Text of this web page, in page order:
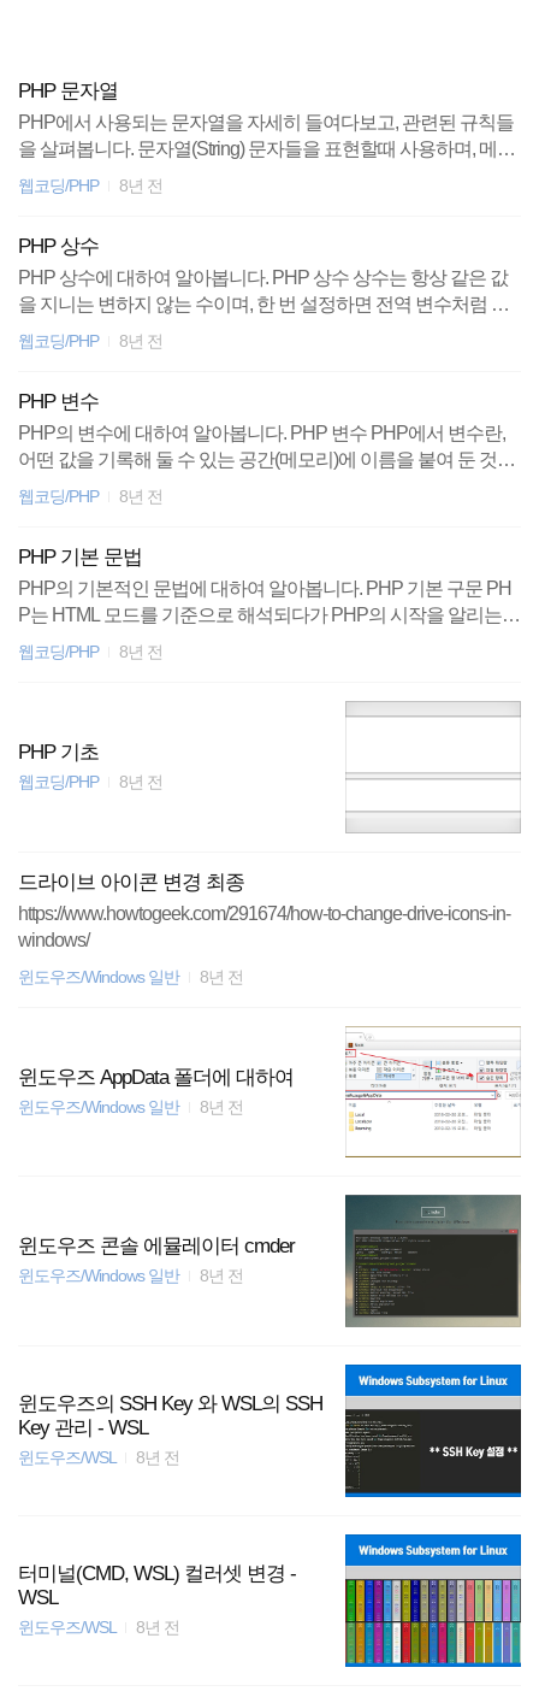
로
로
가
기
PHP 문자열
PHP에서 사용되는 문자열을 자세히 들여다보고, 관련된 규칙들
을 살펴봅니다. 문자열(String) 문자들을 표현할때 사용하며, 메모
리 공간의 제약이 없다. 즉, 문자열의 길이에 상관없이 제한 없는
큰따옴표 "Hello $name \n" 와 같이 큰따옴표 사이에 문자열을 써
넣으면 PHP는 문자열을 해석하는 절차를 거친다. 큰따옴표 내부
에 변수가 있다는 이는 변수의 값을 출력하고 특수문자가 있다면
특수문자에 부여된 바를 행한다. 큰따옴표 내부에서 사용될 수 있
웹코딩/PHP 8년 전
PHP 상수
PHP 상수에 대하여 알아봅니다. PHP 상수 상수는 항상 같은 값
을 지니는 변하지 않는 수이며, 한 번 설정하면 전역 변수처럼 사
용할 수 있다. 한번 설정된 값은 변경할 수 없다. 대소문자 구별을
재한다. 예약 상수를 참고하도록 하자.
웹코딩/PHP 8년 전
PHP 변수
PHP의 변수에 대하여 알아봅니다. PHP 변수 PHP에서 변수란,
어떤 값을 기록해 둘 수 있는 공간(메모리)에 이름을 붙여 둔 것이
다. $변수명과 같은 형식으로 정의하며, 대입연산자(=)를 사용하
한다. 변수명은 반드시 $(달러표시)로 시작해야 한다. 변수명은 적
어도 하나 이상의 문자를 가져야 한다. $ 표시 다음에 오는 첫 번
째 문자는 알파벳이거나 _(언더바)여야 한다. 이후에는 알파벳, 언
더바 또는 숫자가 가능하다. $와 _를 제외한 모든 특수문자와 빈
행적으로 사용해오던 규칙들도 있다. 이러한 규칙은 PHP ..
웹코딩/PHP 8년 전
PHP 기본 문법
PHP의 기본적인 문법에 대하여 알아봅니다. PHP 기본 구문 PH
P는 HTML 모드를 기준으로 해석되다가 PHP의 시작을 알리는
시작태그를 만나면 PHP 모드로 전환하여 해석된다. 이런 방식의
부분은 PHP 해석기가 무시한다. PHP의 시작태그 와 끝태그 시
작태그 끝태그 설명 XML과 구분하기 위한 방법 간소화된 방법으
로 PHP의 기본설정은 짧은 태그를 허용하지 않는다. php.ini 파일
웹코딩/PHP 8년 전
PHP 기초
웹코딩/PHP 8년 전
드라이브 아이콘 변경 최종
https://www.howtogeek.com/291674/how-to-change-drive-icons-in-
windows/
윈도우즈/Windows 일반 8년 전
윈도우즈 AppData 폴더에 대하여
윈도우즈/Windows 일반 8년 전
윈도우즈 콘솔 에뮬레이터 cmder
윈도우즈/Windows 일반 8년 전
윈도우즈의 SSH Key 와 WSL의 SSH
Key 관리 - WSL
윈도우즈/WSL 8년 전
터미널(CMD, WSL) 컬러셋 변경 -
WSL
윈도우즈/WSL 8년 전
그 방명록
HTML
property
polyfill
server
app
ubuntu
Linux